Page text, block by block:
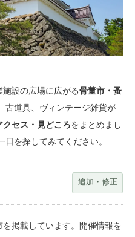
設の広場に広がる骨董市・蚤
古道具、ヴィンテージ雑貨が
クセス・見どころをまとめまし
を探してみてください。
追加・修正
掲載しています。開催情報を